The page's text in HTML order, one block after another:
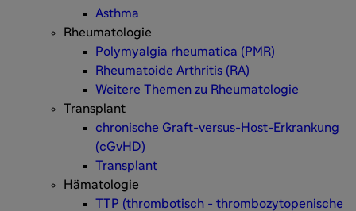
Asthma
Rheumatologie
Polymyalgia rheumatica (PMR)
Rheumatoide Arthritis (RA)
Weitere Themen zu Rheumatologie
Transplant
chronische Graft-versus-Host-Erkrankung
(cGvHD)
Transplant
Hämatologie
TTP (thrombotisch - thrombozytopenische